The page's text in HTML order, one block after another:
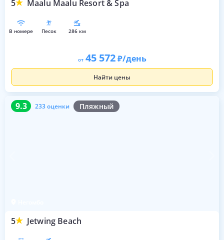
5 Maalu Maalu Resort & Spa
в номере песок 286 км
от 45 572 /день
Найти цены
9.3 233 оценки Пляжный
5 Jetwing Beach
9.3 233 оценки